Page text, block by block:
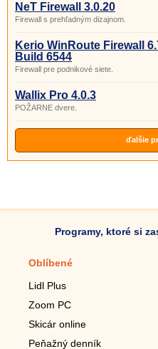
NeT Firewall 3.0.20
Firewall s prehľadným dizajnom.
Kerio WinRoute Firewall
Build 6544
Firewall pre podnikové siete.
Wallix Pro 4.0.3
POŽARNE dvere.
ďalšie
Programy, ktoré si
Oblíbené
Lidl Plus
Zoom PC
Skicár online
Peňažný denník